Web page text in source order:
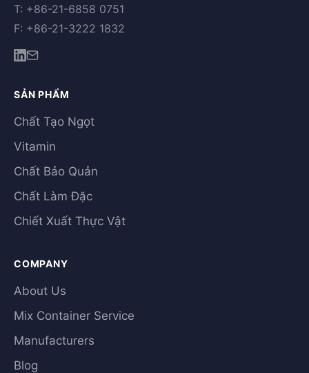
T: +86-21-6858 0751
F: +86-21-3222 1832
SẢN PHẨM
Chất Tạo Ngọt
Vitamin
Chất Bảo Quản
Chất Làm Đặc
Chiết Xuất Thực Vật
COMPANY
About Us
Mix Container Service
Manufacturers
Blog